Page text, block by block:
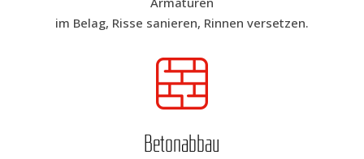
im Belag, Ris­se sanie­ren, Rin­nen versetzen.
Beton­ab­bau